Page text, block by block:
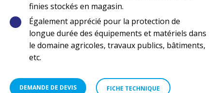
finies stockés en magasin.
Également apprécié pour la protection de
longue durée des équipements et matériels dans
le domaine agricoles, travaux publics, bâtiments,
etc.
DEMANDE DE DEVIS FICHE TECHNIQUE